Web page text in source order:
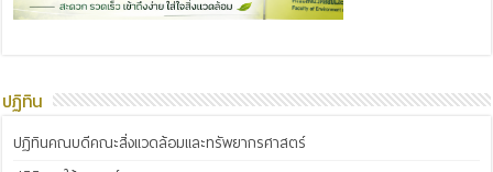
ปฏิทิน
ปฏิทินคณบดีคณะสิ่งแวดล้อมและทรัพยากรศาสตร์